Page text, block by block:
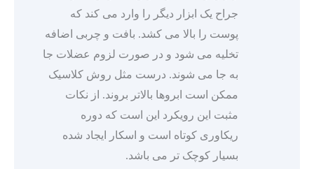
جراح یک ابزار دیگر را وارد می کند که
پوست را بالا می کشد. بافت و چربی اضافه
تخلیه می شود و در صورت لزوم عضلات جا
به جا می شوند. درست مثل روش کلاسیک
ممکن است ابروها بالاتر بروند. از نکات
مثبت این رویکرد این است که دوره
ریکاوری کوتاه است و اسکار ایجاد شده
بسیار کوچک تر می باشد.